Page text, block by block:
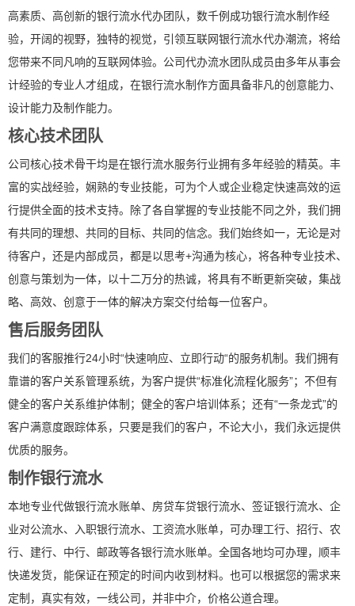
高素质、高创新的银行流水代办团队，数千例成功银行流水制作经
验，开阔的视野，独特的视觉，引领互联网银行流水代办潮流，将给
您带来不同凡响的互联网体验。公司代办流水团队成员由多年从事会
计经验的专业人才组成，在银行流水制作方面具备非凡的创意能力、
设计能力及制作能力。
核心技术团队
公司核心技术骨干均是在银行流水服务行业拥有多年经验的精英。丰
富的实战经验，娴熟的专业技能，可为个人或企业稳定快速高效的运
行提供全面的技术支持。除了各自掌握的专业技能不同之外，我们拥
有共同的理想、共同的目标、共同的信念。我们始终如一，无论是对
待客户，还是内部成员，都是以思考+沟通为核心，将各种专业技术、
创意与策划为一体，以十二万分的热诚，将具有不断更新突破，集战
略、高效、创意于一体的解决方案交付给每一位客户。
售后服务团队
我们的客服推行24小时“快速响应、立即行动“的服务机制。我们拥有
靠谱的客户关系管理系统，为客户提供“标准化流程化服务”；不但有
健全的客户关系维护体制；健全的客户培训体系；还有“一条龙式”的
客户满意度跟踪体系，只要是我们的客户，不论大小，我们永远提供
优质的服务。
制作银行流水
本地专业代做银行流水账单、房贷车贷银行流水、签证银行流水、企
业对公流水、入职银行流水、工资流水账单，可办理工行、招行、农
行、建行、中行、邮政等各银行流水账单。全国各地均可办理，顺丰
快递发货，能保证在预定的时间内收到材料。也可以根据您的需求来
定制，真实有效，一线公司，并非中介，价格公道合理。